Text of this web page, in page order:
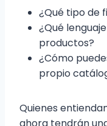
¿Qué tipo de
¿Qué
productos?
¿Cómo
propio
Quienes
ahora tendrán